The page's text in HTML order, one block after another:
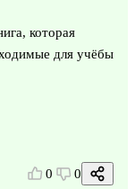
которая
для учёбы
0 0